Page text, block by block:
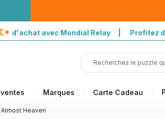
d'achat avec Mondial Relay | Profitez
Marques Carte Cadeau
Heaven